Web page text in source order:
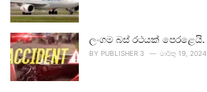
ලංගම බස් රථයක් පෙරළෙයි.
BY PUBLISHER 3 මාර්තු 19, 2024